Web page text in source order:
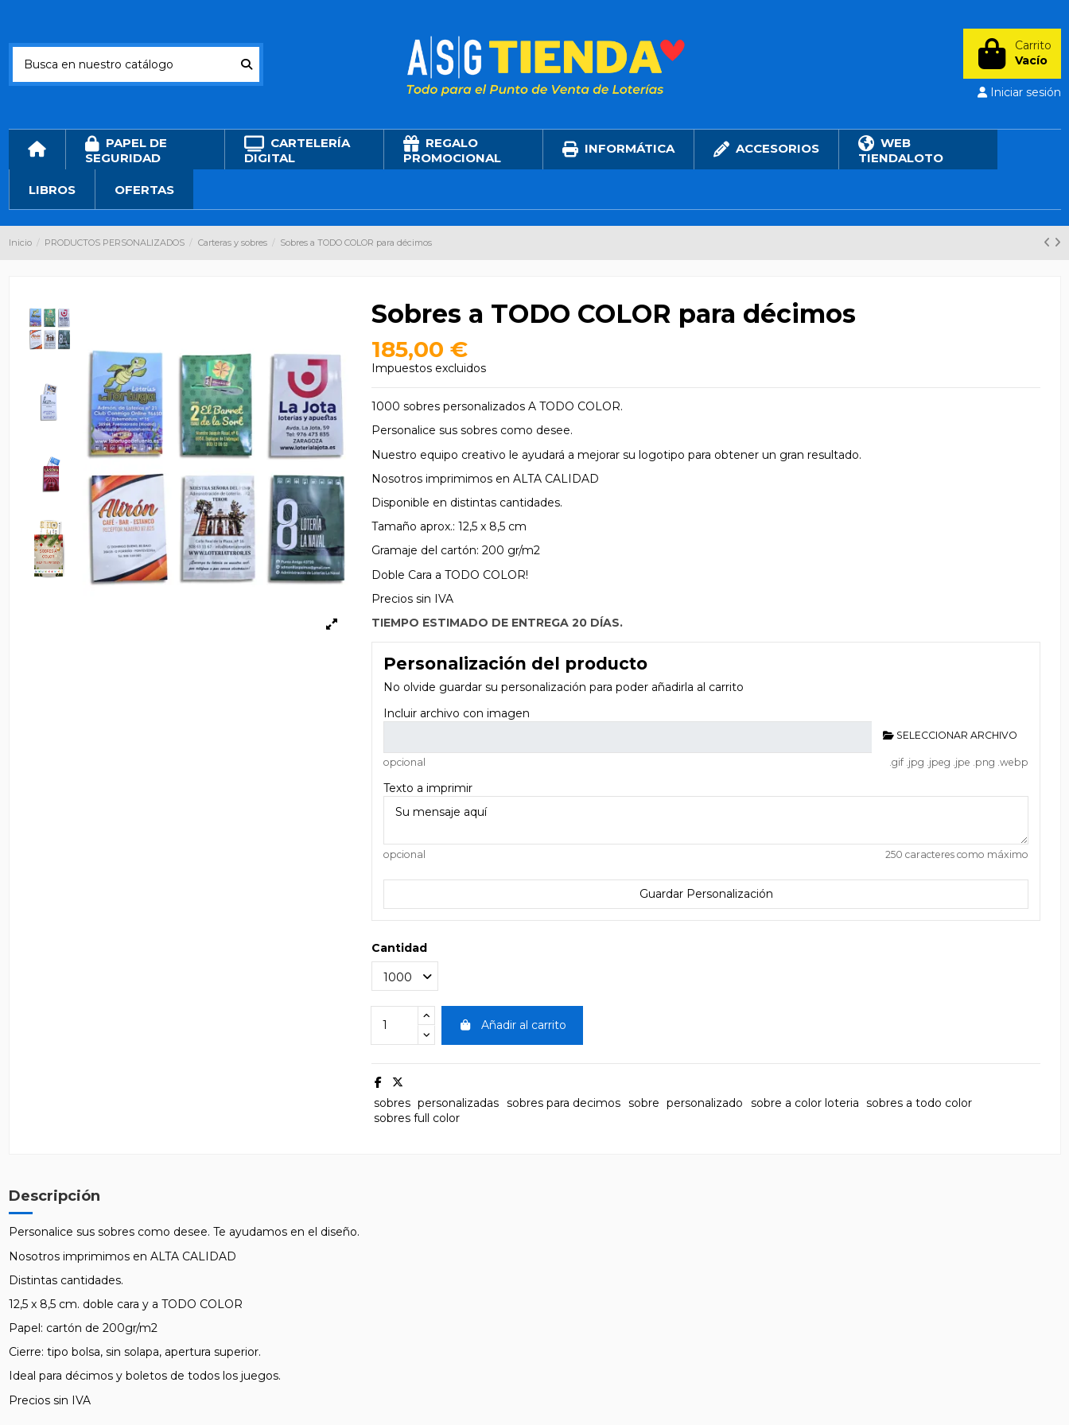
Carrito
Vacío
Iniciar sesión
PAPEL DE
SEGURIDAD
CARTELERÍA
DIGITAL
REGALO
PROMOCIONAL
INFORMÁTICA ACCESORIOS
WEB
TIENDALOTO
LIBROS OFERTAS
Inicio PRODUCTOS PERSONALIZADOS Carteras y sobres Sobres a TODO COLOR para décimos
Sobres a TODO COLOR para décimos
185,00 €
Impuestos excluidos
1000 sobres personalizados A TODO COLOR.
Personalice sus sobres como desee.
Nuestro equipo creativo le ayudará a mejorar su logotipo para obtener un gran resultado.
Nosotros imprimimos en ALTA CALIDAD
Disponible en distintas cantidades.
Tamaño aprox.: 12,5 x 8,5 cm
Gramaje del cartón: 200 gr/m2
Doble Cara a TODO COLOR!
Precios sin IVA
TIEMPO ESTIMADO DE ENTREGA 20 DÍAS.
Personalización del producto
No olvide guardar su personalización para poder añadirla al carrito
Incluir archivo con imagen
SELECCIONAR ARCHIVO
opcional .gif .jpg .jpeg .jpe .png .webp
Texto a imprimir
opcional 250 caracteres como máximo
Guardar Personalización
Cantidad
Añadir al carrito
sobres personalizadas sobres para decimos sobre personalizado sobre a color loteria sobres a todo color
sobres full color
Descripción
Personalice sus sobres como desee. Te ayudamos en el diseño.
Nosotros imprimimos en ALTA CALIDAD
Distintas cantidades.
12,5 x 8,5 cm. doble cara y a TODO COLOR
Papel: cartón de 200gr/m2
Cierre: tipo bolsa, sin solapa, apertura superior.
Ideal para décimos y boletos de todos los juegos.
Precios sin IVA